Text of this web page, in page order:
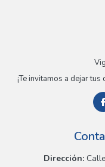
¡Te invitamos a dejar
Dirección: